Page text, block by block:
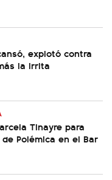
explotó contra
la irrita
Tinayre para
Polémica en el Bar